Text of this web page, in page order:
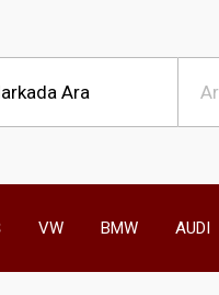
VW BMW AUDI